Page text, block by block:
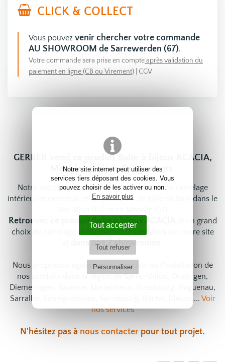
Notre site internet peut utiliser des
services tiers déposant des cookies. Vous
pouvez choisir de les activer ou non.
En savoir plus
Tout accepter
Tout refuser
Personnaliser
CLICK & COLLECT
Vous pouvez venir chercher votre commande
AU SHOWROOM de Sarrewerden (67).
Votre commande sera prise en compteaprès validation du
paiement en ligne (CB ou Virement) CGV
GERBER vend ce produit Boite à bijoux ACACIA,
Meubles et déco Rangements.
Notre société est spécialisée dans la vente de carrelage
intérieur et extérieur, et la réalisation de salle de bain dans le
Retrouvez ce produit Boite à bijoux ACACIA
et un grand
choix de
et équipements sanitaires
sur notre site
dans nos 2 showrooms
Nous proposons également la livraison ou l'installation de
nos produits dans la région de Sarre-Union, Drulingen,
Diemeringen, Saverne, Marlenheim, Strasbourg, Haguenau,
Sarralbe, Sarreguemines, Sarrebourg, Bitche, Dieuze,... Voir
nos services
N'hésitez pas à nous contacter pour tout projet.